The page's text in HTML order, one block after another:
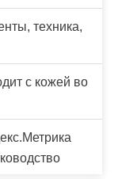
техника,
с кожей во